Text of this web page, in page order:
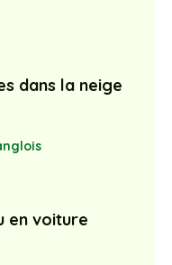
dans la neige
en voiture